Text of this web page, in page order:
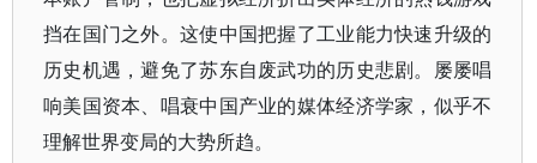
挡在国门之外。这使中国把握了工业能力快速升级的
历史机遇，避免了苏东自废武功的历史悲剧。屡屡唱
响美国资本、唱衰中国产业的媒体经济学家，似乎不
理解世界变局的大势所趋。